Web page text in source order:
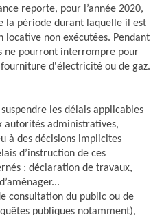
reporte, pour l’année 2020,
la période durant laquelle il est
locative non exécutées. Pendant
ne pourront interrompre pour
d'électricité ou de gaz.
les délais applicables
autorités administratives,
à des décisions implicites
d’instruction de ces
: déclaration de travaux,
consultation du public ou de
publiques notamment),